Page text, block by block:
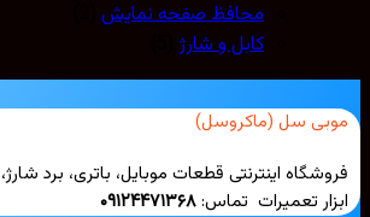
محافظ صفحه نمایش(2)
کابل و شارژ(5)
سل (ماکروسل)
اینترنتی قطعات موبایل، باتری، برد شارژ،
تعمیرات تماس:۰۹۱۲۴۴۷۱۳۶۸